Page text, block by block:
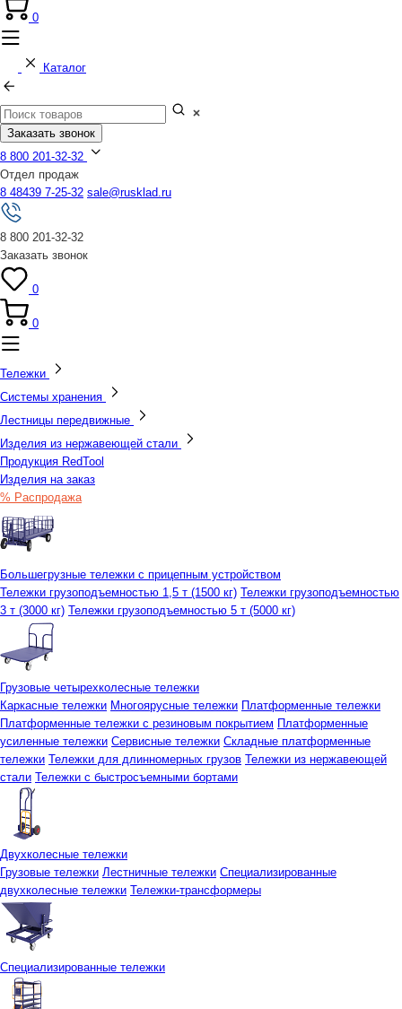
0
Каталог
Заказать звонок
8 800 201-32-32
Отдел продаж
8 48439 7-25-32 sale@rusklad.ru
8 800 201-32-32
Заказать звонок
0
0
Тележки
Системы хранения
Лестницы передвижные
Изделия из нержавеющей стали
Продукция RedTool
Изделия на заказ
% Распродажа
Большегрузные тележки с прицепным устройством
Тележки грузоподъемностью 1,5 т (1500 кг) Тележки грузоподъемностью
3 т (3000 кг) Тележки грузоподъемностью 5 т (5000 кг)
Грузовые четырехколесные тележки
Каркасные тележки Многоярусные тележки Платформенные тележки
Платформенные тележки с резиновым покрытием Платформенные
усиленные тележки Сервисные тележки Складные платформенные
тележки Тележки для длинномерных грузов Тележки из нержавеющей
стали Тележки с быстросъемными бортами
Двухколесные тележки
Грузовые тележки Лестничные тележки Специализированные
двухколесные тележки Тележки-трансформеры
Специализированные тележки